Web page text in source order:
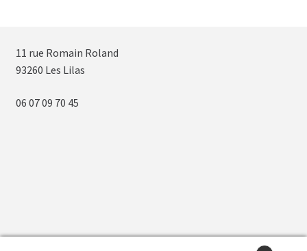
11 rue Romain Roland
93260 Les Lilas
06 07 09 70 45